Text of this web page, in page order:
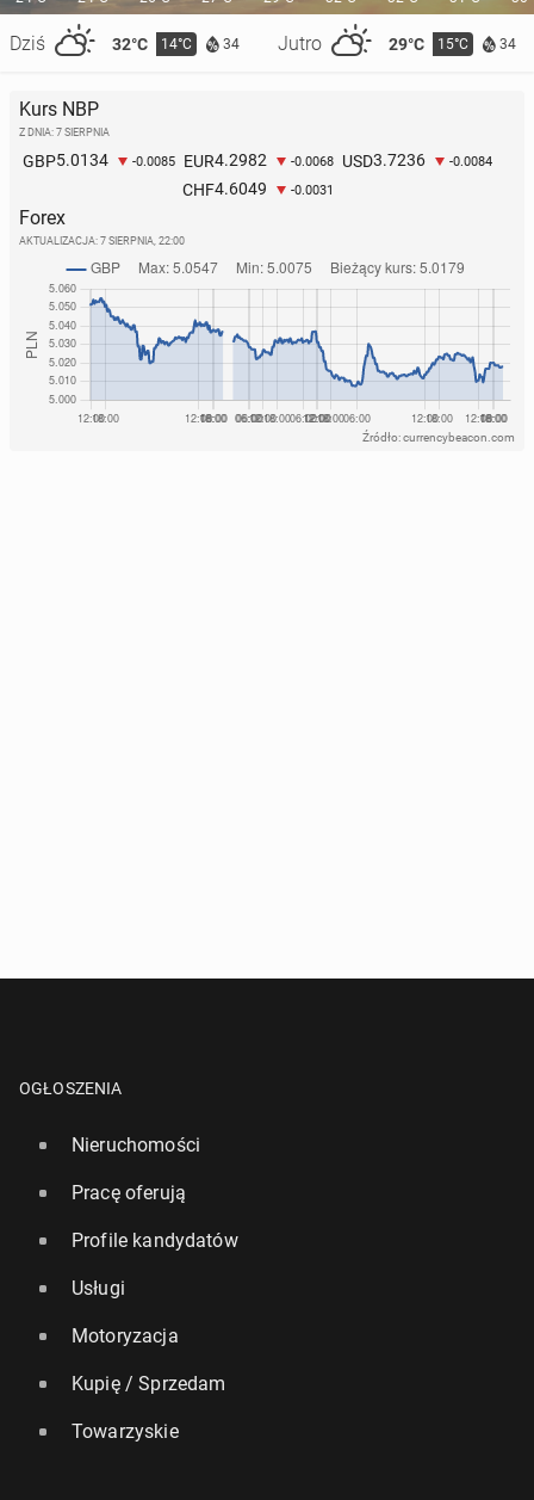
Dziś 32°C 14°C 34 Jutro 29°C 15°C 34
Kurs NBP
Z DNIA: 7 SIERPNIA
GBP5.0134 -0.0085 EUR4.2982 -0.0068 USD3.7236 -0.0084
CHF4.6049 -0.0031
Forex
AKTUALIZACJA: 7 SIERPNIA, 22:00
Źródło: currencybeacon.com
OGŁOSZENIA
Nieruchomości
Pracę oferują
Profile kandydatów
Usługi
Motoryzacja
Kupię / Sprzedam
Towarzyskie